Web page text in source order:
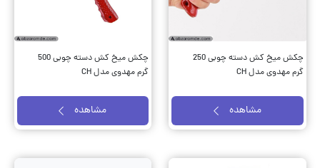
چکش میخ کش دسته چوبی 250
گرم مهدوی مدل CH
مشاهده
چکش میخ کش دسته چوبی 500
گرم مهدوی مدل CH
مشاهده